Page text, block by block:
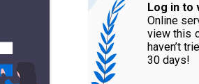
Log in to
Online
view this
haven’t
30 days!